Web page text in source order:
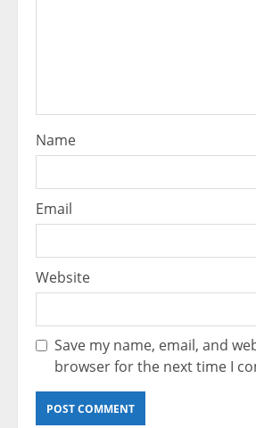
Name
Email
Website
Save my name, email, and
browser for the next time I